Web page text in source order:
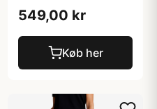
549,00 kr
Køb her